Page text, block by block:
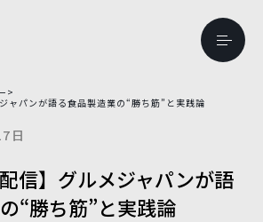
>
ャパンが語る食品製造業の“勝ち筋”と実践論
日
配信】グルメジャパンが語
“勝ち筋”と実践論